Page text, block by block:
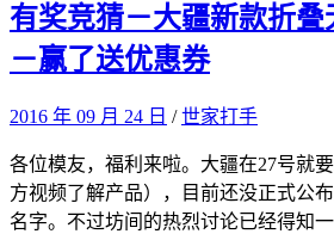
有奖竞猜－大疆新款折
－赢了送优惠券
2016 年 09 月 24 日 /世家打手
各位模友，福利来啦。大疆在27号就
方视频了解产品），目前还没正式公
名字。不过坊间的热烈讨论已经得知